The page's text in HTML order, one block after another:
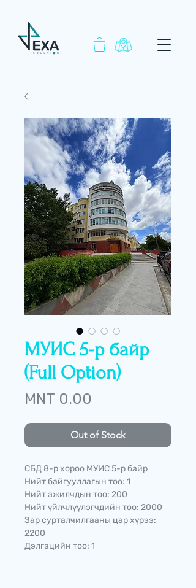
МУИС 5-р байр
(Full Option)
MNT 0.00
Out of Stock
СБД 8-р хороо МУИС 5-р байр
Нийт байгууллагын тоо: 1
Нийт ажилчдын тоо: 200
Нийт үйлчлүүлэгчдийн тоо: 2000
Зар сурталчилгааны цар хүрээ:
2200
Дэлгэцийн тоо: 1